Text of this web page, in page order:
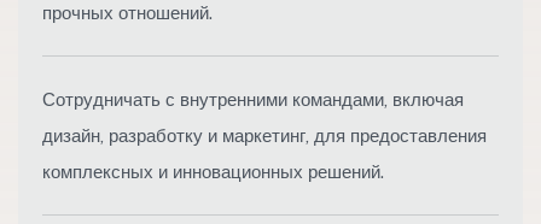
прочных отношений.
Сотрудничать с внутренними командами, включая
дизайн, разработку и маркетинг, для предоставления
комплексных и инновационных решений.